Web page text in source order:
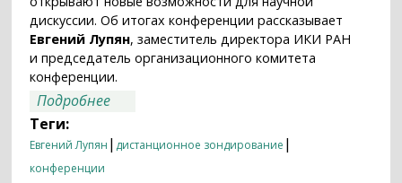
дискуссии. Об итогах конференции рассказывает
Евгений Лупян, заместитель директора ИКИ РАН
и председатель организационного комитета
конференции.
Подробнее
Теги:
Евгений Лупян | дистанционное зондирование |
конференции